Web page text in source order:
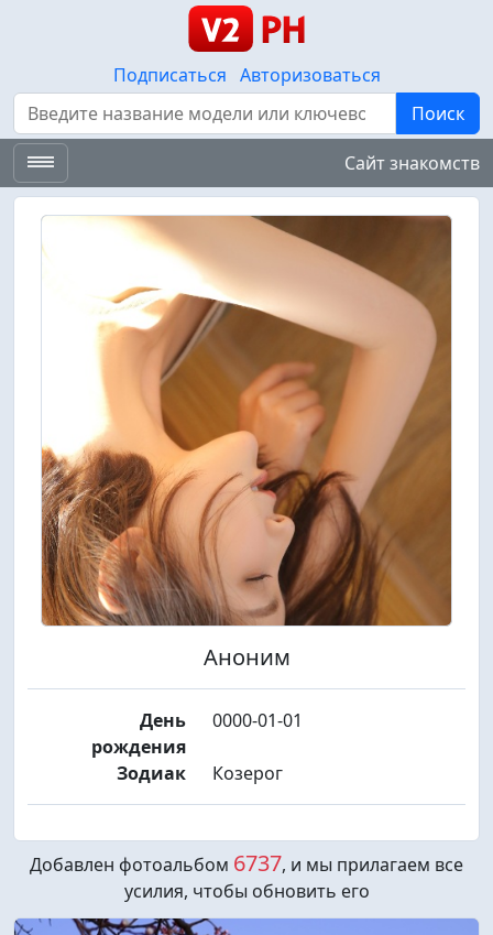
Подписаться Авторизоваться
Поиск
Поиск
Сайт знакомств
Аноним
День
рождения
0000-01-01
Зодиак Козерог
Добавлен фотоальбом 6737, и мы прилагаем все
усилия, чтобы обновить его